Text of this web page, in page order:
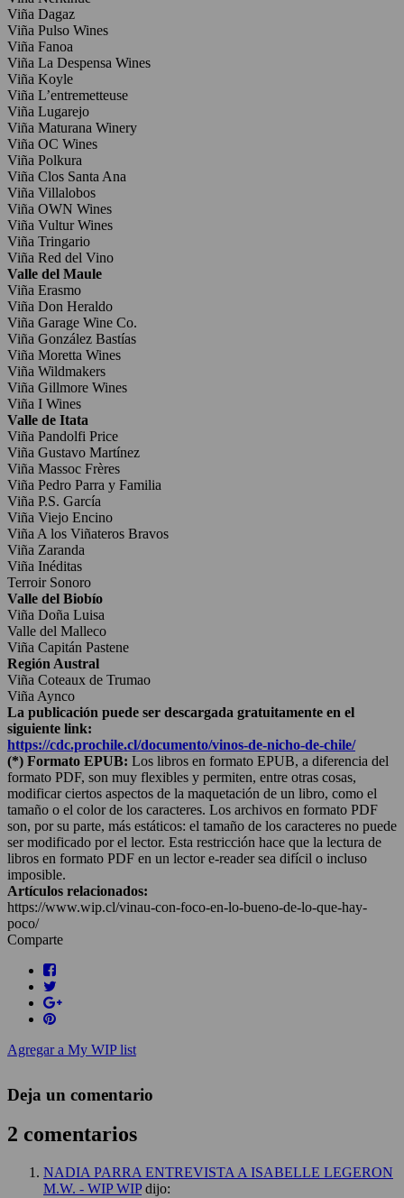
Viña Dagaz
Viña Pulso Wines
Viña Fanoa
Viña La Despensa Wines
Viña Koyle
Viña L’entremetteuse
Viña Lugarejo
Viña Maturana Winery
Viña OC Wines
Viña Polkura
Viña Clos Santa Ana
Viña Villalobos
Viña OWN Wines
Viña Vultur Wines
Viña Tringario
Viña Red del Vino
Valle del Maule
Viña Erasmo
Viña Don Heraldo
Viña Garage Wine Co.
Viña González Bastías
Viña Moretta Wines
Viña Wildmakers
Viña Gillmore Wines
Viña I Wines
Valle de Itata
Viña Pandolfi Price
Viña Gustavo Martínez
Viña Massoc Frères
Viña Pedro Parra y Familia
Viña P.S. García
Viña Viejo Encino
Viña A los Viñateros Bravos
Viña Zaranda
Viña Inéditas
Terroir Sonoro
Valle del Biobío
Viña Doña Luisa
Valle del Malleco
Viña Capitán Pastene
Región Austral
Viña Coteaux de Trumao
Viña Aynco
La publicación puede ser descargada gratuitamente en el
siguiente link:
https://cdc.prochile.cl/documento/vinos-de-nicho-de-chile/
(*) Formato EPUB: Los libros en formato EPUB, a diferencia del
formato PDF, son muy flexibles y permiten, entre otras cosas,
modificar ciertos aspectos de la maquetación de un libro, como el
tamaño o el color de los caracteres. Los archivos en formato PDF
son, por su parte, más estáticos: el tamaño de los caracteres no puede
ser modificado por el lector. Esta restricción hace que la lectura de
libros en formato PDF en un lector e-reader sea difícil o incluso
imposible.
Artículos relacionados:
https://www.wip.cl/vinau-con-foco-en-lo-bueno-de-lo-que-hay-
poco/
Comparte
Agregar a My WIP list
Deja un comentario
2 comentarios
NADIA PARRA ENTREVISTA A ISABELLE LEGERON
M.W. - WIP WIP dijo: